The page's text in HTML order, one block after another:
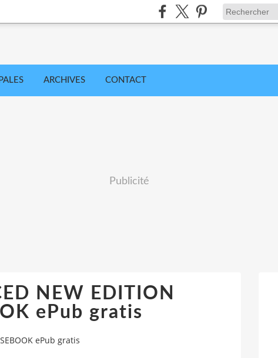
ARCHIVES CONTACT
Publicité
NEW EDITION
ePub gratis
ePub gratis